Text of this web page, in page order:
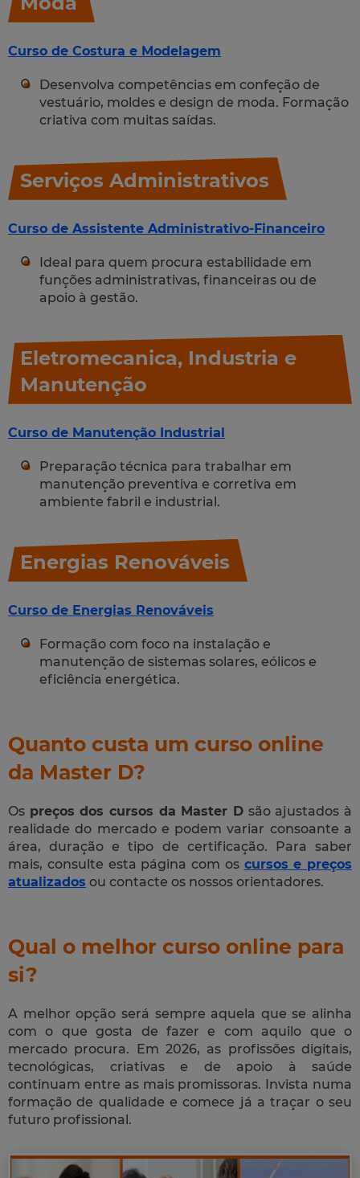
Curso de Costura e Modelagem
Desenvolva competências em confeção de
vestuário, moldes e design de moda. Formação
criativa com muitas saídas.
Serviços Administrativos
Curso de Assistente Administrativo-Financeiro
Ideal para quem procura estabilidade em
funções administrativas, financeiras ou de
apoio à gestão.
Eletromecanica, Industria e
Manutenção
Curso de Manutenção Industrial
Preparação técnica para trabalhar em
manutenção preventiva e corretiva em
ambiente fabril e industrial.
Energias Renováveis
Curso de Energias Renováveis
Formação com foco na instalação e
manutenção de sistemas solares, eólicos e
eficiência energética.
Quanto custa um curso online
da Master D?
Os preços dos cursos da Master D são ajustados à
realidade do mercado e podem variar consoante a
área, duração e tipo de certificação. Para saber
mais, consulte esta página com os cursos e preços
atualizados ou contacte os nossos orientadores.
Qual o melhor curso online para
si?
A melhor opção será sempre aquela que se alinha
com o que gosta de fazer e com aquilo que o
mercado procura. Em 2026, as profissões digitais,
tecnológicas, criativas e de apoio à saúde
continuam entre as mais promissoras. Invista numa
formação de qualidade e comece já a traçar o seu
futuro profissional.